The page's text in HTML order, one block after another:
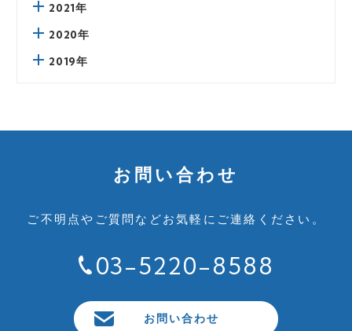
2021年
2020年
2019年
お問い合わせ
ご不明点やご質問などお気軽にご連絡ください。
03-5220-8588
お問い合わせ